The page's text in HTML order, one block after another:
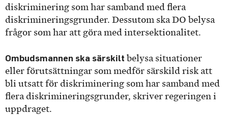
diskriminering som har samband med flera
diskrimineringsgrunder. Dessutom ska DO belysa
frågor som har att göra med intersektionalitet.
Ombudsmannen ska särskilt belysa situationer
eller förutsättningar som medför särskild risk att
bli utsatt för diskriminering som har samband med
flera diskrimineringsgrunder, skriver regeringen i
uppdraget.